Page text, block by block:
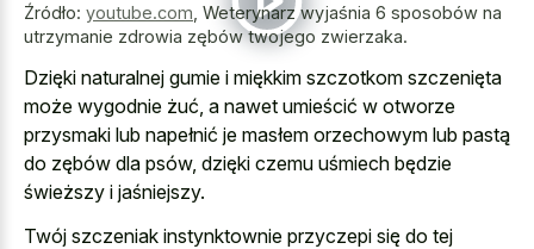
Źródło: youtube.com Weterynarz wyjaśnia 6 sposobów na
utrzymanie zdrowia zębów twojego zwierzaka.
Dzięki naturalnej gumie i miękkim szczotkom szczenięta
może wygodnie żuć, a nawet umieścić w otworze
przysmaki lub napełnić je masłem orzechowym lub pastą
do zębów dla psów, dzięki czemu uśmiech będzie
świeższy i jaśniejszy.
Twój szczeniak instynktownie przyczepi się do tej